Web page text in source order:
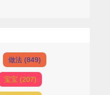
做法 (849)
宝宝 (207)